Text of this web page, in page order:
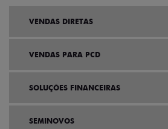
VENDAS DIRETAS
VENDAS PARA PCD
SOLUÇÕES FINANCEIRAS
SEMINOVOS